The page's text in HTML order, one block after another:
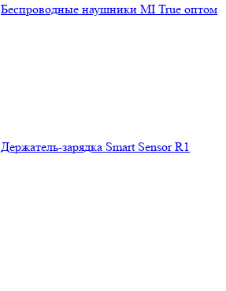
Беспроводные наушники MI True оптом
Держатель-зарядка Smart Sensor R1